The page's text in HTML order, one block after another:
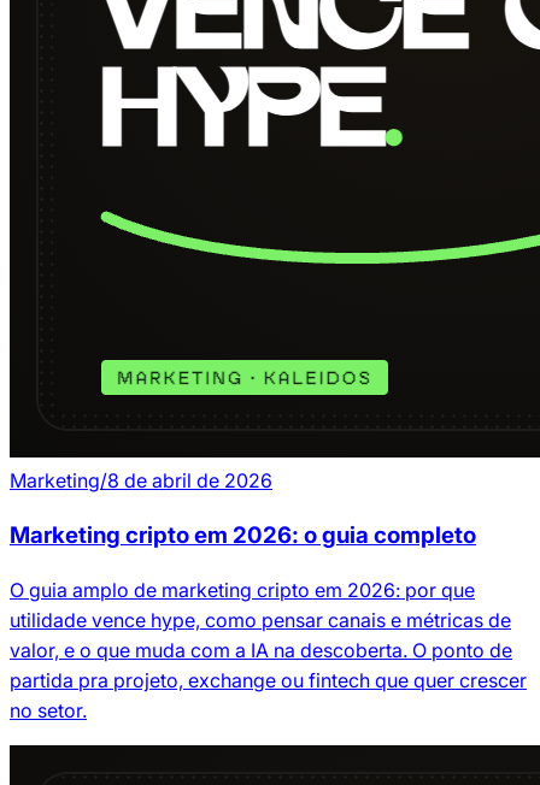
Marketing/8 de abril de 2026
Marketing cripto em 2026: o guia completo
O guia amplo de marketing cripto em 2026: por que
utilidade vence hype, como pensar canais e métricas de
valor, e o que muda com a IA na descoberta. O ponto de
partida pra projeto, exchange ou fintech que quer crescer
no setor.